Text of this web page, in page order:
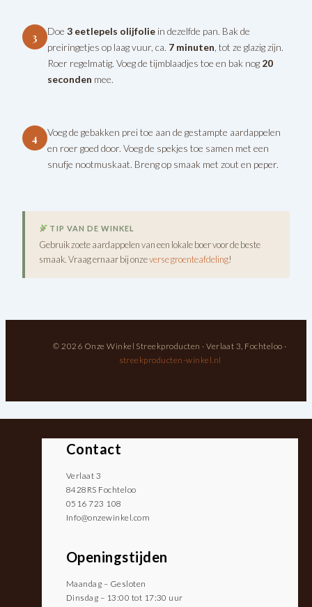
3 Doe 3 eetlepels olijfoliein dezelfde pan. Bak de
preiringetjes op laag vuur, ca. 7 minuten , tot ze glazig zijn.
Roer regelmatig. Voeg de tijmblaadjes toe en bak nog 20
seconden mee.
4
Voeg de gebakken prei toe aan de gestampte aardappelen
en roer goed door. Voeg de spekjes toe samen met een
snufje nootmuskaat. Breng op smaak met zout en peper.
TIP VAN DE WINKEL
Gebruik zoete aardappelen van een lokale boer voor de beste
smaak. Vraag ernaar bij onzeverse groenteafdeling!
© 2026 Onze Winkel Streekproducten · Verlaat 3, Fochteloo ·
streekproducten-winkel.nl
Contact
Verlaat 3
8428RS Fochteloo
0516 723 108
Info@onzewinkel.com
Openingstijden
Maandag – Gesloten
Dinsdag – 13:00 tot 17:30 uur